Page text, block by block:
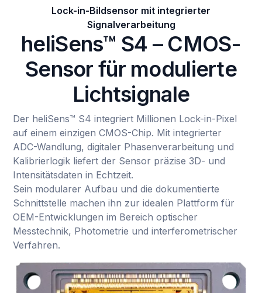
Lock-in-Bildsensor mit integrierter
Signalverarbeitung
heliSens™ S4 – CMOS-
Sensor für modulierte
Lichtsignale
Der heliSens™ S4 integriert Millionen Lock-in-Pixel
auf einem einzigen CMOS-Chip. Mit integrierter
ADC-Wandlung, digitaler Phasenverarbeitung und
Kalibrierlogik liefert der Sensor präzise 3D- und
Intensitätsdaten in Echtzeit.
Sein modularer Aufbau und die dokumentierte
Schnittstelle machen ihn zur idealen Plattform für
OEM-Entwicklungen im Bereich optischer
Messtechnik, Photometrie und interferometrischer
Verfahren.